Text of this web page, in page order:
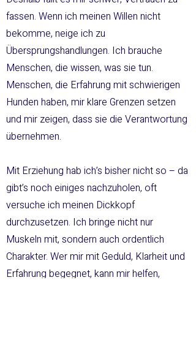
fassen. Wenn ich meinen Willen nicht
bekomme, neige ich zu
Übersprungshandlungen. Ich brauche
Menschen, die wissen, was sie tun.
Menschen, die Erfahrung mit schwierigen
Hunden haben, mir klare Grenzen setzen
und mir zeigen, dass sie die Verantwortung
übernehmen.
Mit Erziehung hab ich’s bisher nicht so – da
gibt’s noch einiges nachzuholen, oft
versuche ich meinen Dickkopf
durchzusetzen. Ich bringe nicht nur
Muskeln mit, sondern auch ordentlich
Charakter. Wer mir mit Geduld, Klarheit und
Erfahrung begegnet, kann mir helfen,